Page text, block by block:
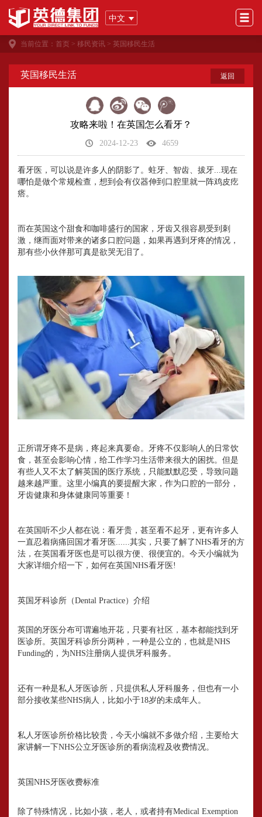
中文
当前位置： 首页 > 移民资讯 > 英国移民生活
英国移民生活 返回
攻略来啦！在英国怎么看牙？
2024-12-23 4659
看牙医，可以说是许多人的阴影了。蛀牙、智齿、拔牙...现在
哪怕是做个常规检查，想到会有仪器伸到口腔里就一阵鸡皮疙
瘩。
而在英国这个甜食和咖啡盛行的国家，牙齿又很容易受到刺
激，继而面对带来的诸多口腔问题，如果再遇到牙疼的情况，
那有些小伙伴那可真是欲哭无泪了。
正所谓牙疼不是病，疼起来真要命。牙疼不仅影响人的日常饮
食，甚至会影响心情，给工作学习生活带来很大的困扰。但是
有些人又不太了解英国的医疗系统，只能默默忍受，导致问题
越来越严重。这里小编真的要提醒大家，作为口腔的一部分，
牙齿健康和身体健康同等重要！
在英国听不少人都在说：看牙贵，甚至看不起牙，更有许多人
一直忍着病痛回国才看牙医......其实，只要了解了NHS看牙的方
法，在英国看牙医也是可以很方便、很便宜的。今天小编就为
大家详细介绍一下，如何在英国NHS看牙医!
英国牙科诊所（Dental Practice）介绍
英国的牙医分布可谓遍地开花，只要有社区，基本都能找到牙
医诊所。英国牙科诊所分两种，一种是公立的，也就是NHS
Funding的，为NHS注册病人提供牙科服务。
还有一种是私人牙医诊所，只提供私人牙科服务，但也有一小
部分接收某些NHS病人，比如小于18岁的未成年人。
私人牙医诊所价格比较贵，今天小编就不多做介绍，主要给大
家讲解一下NHS公立牙医诊所的看病流程及收费情况。
英国NHS牙医收费标准
除了特殊情况，比如小孩，老人，或者持有Medical Exemption